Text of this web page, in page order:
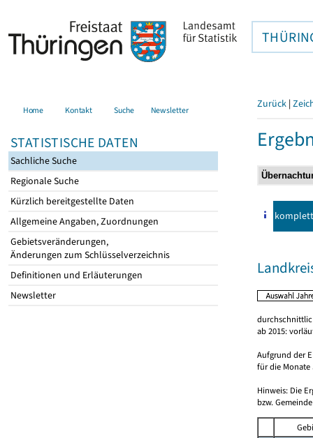
Home Kontakt Suche Newsletter
STATISTISCHE DATEN
Sachliche Suche
Regionale Suche
Kürzlich bereitgestellte Daten
Allgemeine Angaben, Zuordnungen
Gebietsveränderungen,
Änderungen zum Schlüsselverzeichnis
Definitionen und Erläuterungen
Newsletter
Zurück |
komplett
ab 2015:
Aufgrund der
für die Monate
Hinweis: Die
bzw.